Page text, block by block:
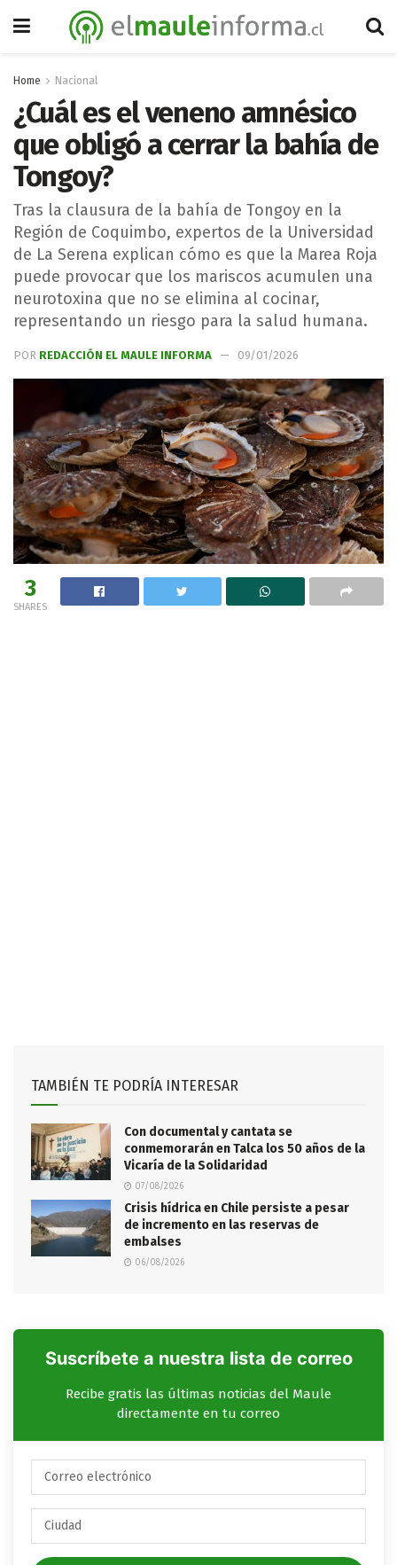
Home Nacional
¿Cuál es el veneno amnésico
que obligó a cerrar la bahía de
Tongoy?
Tras la clausura de la bahía de Tongoy en la
Región de Coquimbo, expertos de la Universidad
de La Serena explican cómo es que la Marea Roja
puede provocar que los mariscos acumulen una
neurotoxina que no se elimina al cocinar,
representando un riesgo para la salud humana.
POR REDACCIÓN EL MAULE INFORMA 09/01/2026
3
SHARES
TAMBIÉN TE PODRÍA INTERESAR
Con documental y cantata se
conmemorarán en Talca los 50 años de la
Vicaría de la Solidaridad
07/08/2026
Crisis hídrica en Chile persiste a pesar
de incremento en las reservas de
embalses
06/08/2026
Suscríbete a nuestra lista de correo
Recibe gratis las últimas noticias del Maule
directamente en tu correo